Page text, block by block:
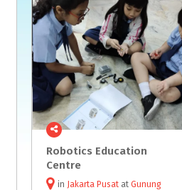
Robotics Education
Centre
in Jakarta Pusat at Gunung